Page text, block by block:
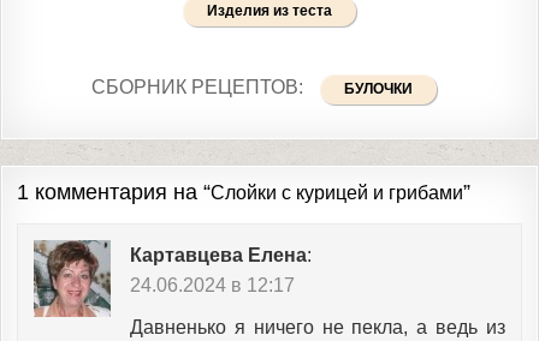
Изделия из теста
СБОРНИК РЕЦЕПТОВ: БУЛОЧКИ
1 комментария на “Слойки с курицей и грибами”
Картавцева Елена:
24.06.2024 в 12:17
Давненько я ничего не пекла, а ведь из